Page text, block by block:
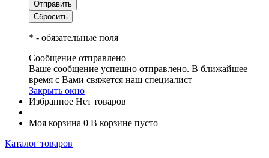
* - обязательные поля
Сообщение отправлено
Ваше сообщение успешно отправлено. В ближайшее
время с Вами свяжется наш специалист
Закрыть окно
Избранное Нет товаров
Моя корзина 0 В корзине пусто
Каталог товаров